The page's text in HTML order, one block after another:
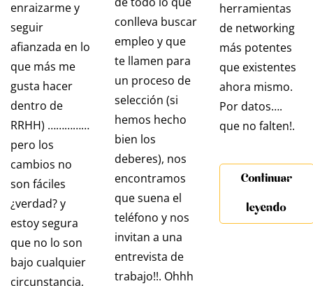
enraizarme y
seguir
afianzada en lo
que más me
gusta hacer
dentro de
RRHH) ……………
pero los
cambios no
son fáciles
¿verdad? y
estoy segura
que no lo son
bajo cualquier
circunstancia,
FACE,
QUÉ
HAGO?.
PREPÁRATE
TU
ENTREVISTA
DE
TRABAJO!
conlleva buscar
empleo y que
te llamen para
un proceso de
selección (si
hemos hecho
bien los
deberes), nos
encontramos
que suena el
teléfono y nos
invitan a una
entrevista de
trabajo!!. Ohhh
herramientas
de networking
más potentes
que existentes
ahora mismo.
Por datos….
que no falten!.
Continuar
leyendo